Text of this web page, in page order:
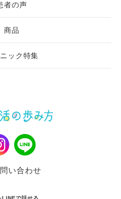
者の声
商品
ック特集
い合わせ